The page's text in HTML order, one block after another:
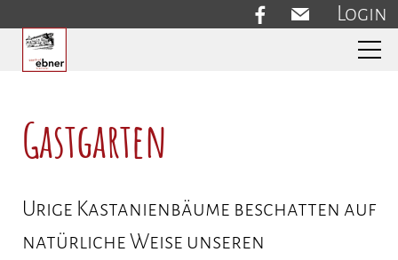
Login
Gasthof
Gastgarten
Urige Kastanienbäume beschatten auf
natürliche Weise unseren